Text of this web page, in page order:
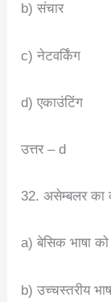
b) संचार
c) नेटवर्किंग
d) एकाउंटिंग
उत्तर – d
32. असेम्बलर का
a) बेसिक भाषा को
b) उच्चस्तरीय